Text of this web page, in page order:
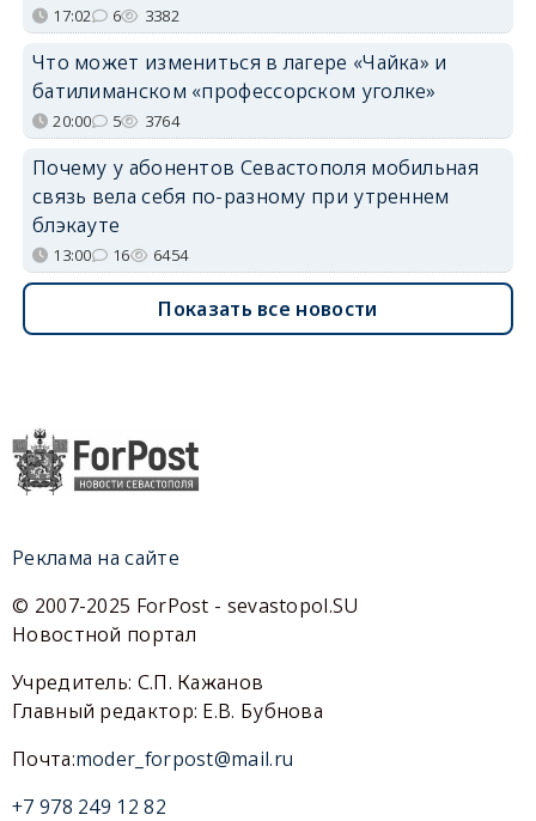
17:02 6 3382
Что может измениться в лагере «Чайка» и
батилиманском «профессорском уголке»
20:00 5 3764
Почему у абонентов Севастополя мобильная
связь вела себя по-разному при утреннем
блэкауте
13:00 16 6454
Показать все новости
Реклама на сайте
© 2007-2025 ForPost - sevastopol.SU
Новостной портал
Учредитель: С.П. Кажанов
Главный редактор: Е.В. Бубнова
Почта:moder_forpost@mail.ru
+7 978 249 12 82